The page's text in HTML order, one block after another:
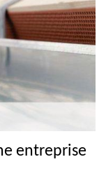
entreprise